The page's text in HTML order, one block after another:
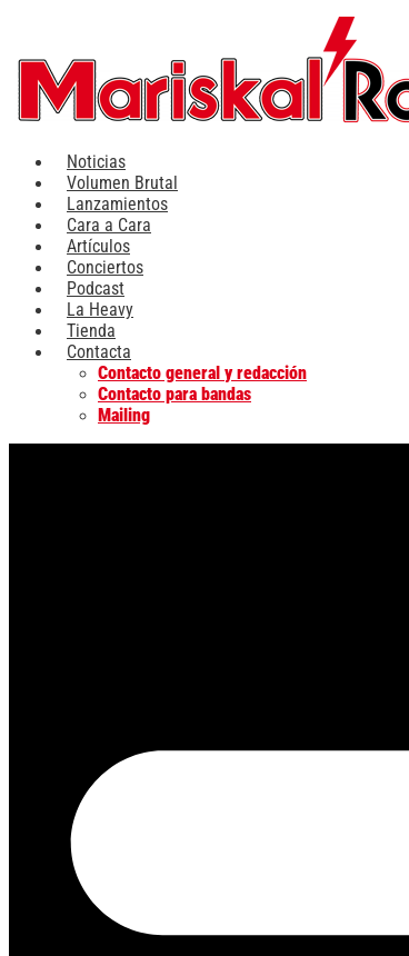
contenido
Noticias
Volumen Brutal
Lanzamientos
Cara a Cara
Artículos
Conciertos
Podcast
La Heavy
Tienda
Contacta
Contacto general y redacción
Contacto para bandas
Mailing